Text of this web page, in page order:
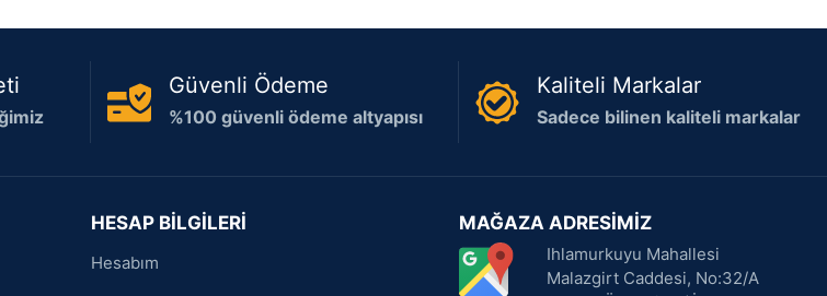
Güvenli Ödeme
%100 güvenli ödeme altyapısı
Kaliteli Markalar
Sadece bilinen kaliteli markalar
HESAP BİLGİLERİ
Hesabım
MAĞAZA ADRESİMİZ
Ihlamurkuyu Mahallesi
Malazgirt Caddesi, No:32/A